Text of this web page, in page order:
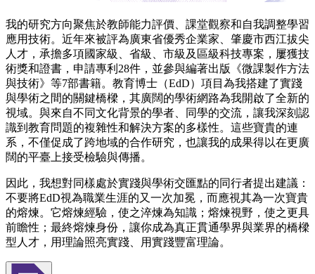
我的研究方向聚焦於教師能力評價、課堂觀察和自我調整學習
應用技術。近年來被評為廣東省優秀企業家、肇慶市西江拔尖
人才，承擔多項國家級、省級、市級及區級科技專案，屢獲技
術獎和證書，申請專利28件，並參與編著出版《微課製作方法
與技術》等7部書籍。教育博士（EdD）項目為我搭建了實踐
與學術之間的關鍵橋樑，其廣闊的學術網路為我開啟了全新的
視域。與來自不同文化背景的學者、同學的交流，讓我深刻認
識到教育問題的複雜性和解決方案的多樣性。這些寶貴的連
系，不僅促成了跨地域的合作研究，也讓我的成果得以在更廣
闊的平臺上接受檢驗與傳播。
因此，我想對同樣處於實踐與學術交匯點的同行者提出建議：
不要將EdD視為職業生涯的又一次加冕，而應視其為一次寶貴
的熔煉。它熔煉經驗，使之淬煉為知識；熔煉視野，使之更具
前瞻性；最終熔煉身份，讓你成為真正貫通學界與業界的橋樑
型人才，用理論照亮實踐、用實踐豐富理論。